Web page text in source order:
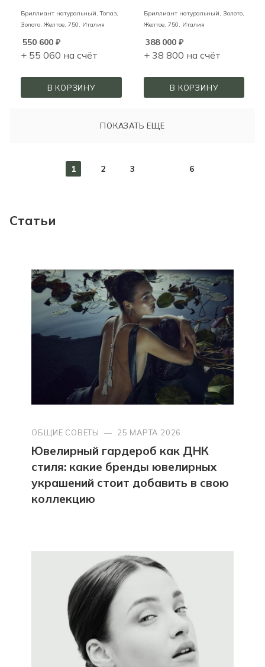
Бриллиант натуральный, Топаз,
Золото,Желтое, 750, Италия
550 600 ₽
+ 55 060 на счёт
В КОРЗИНУ
Бриллиант натуральный, Золото,
Желтое, 750, Италия
388 000₽
+ 38 800 на счёт
В КОРЗИНУ
ПОКАЗАТЬ ЕЩЕ
1 2 3 6
Статьи
ОБЩИЕ СОВЕТЫ — 25 МАРТА 2026
Ювелирный гардероб как ДНК
стиля: какие бренды ювелирных
украшений стоит добавить в свою
коллекцию